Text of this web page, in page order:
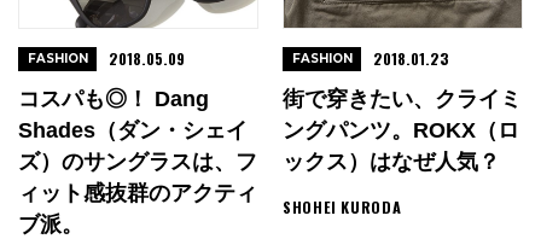
コスパも◎！ Dang
Shades（ダン・シェイ
ズ）のサングラスは、フ
ィット感抜群のアクティ
ブ派。
FASHION 2018.05.09
街で穿きたい、クライミ
ングパンツ。ROKX（ロ
ックス）はなぜ人気？
SHOHEI KURODA
FASHION 2018.01.23